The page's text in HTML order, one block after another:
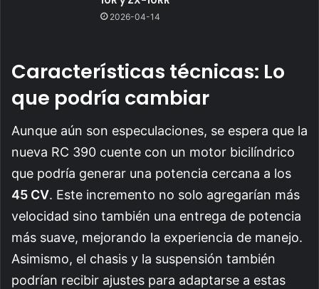
2026-04-14
Características técnicas: Lo
que podría cambiar
Aunque aún son especulaciones, se espera que la
nueva RC 390 cuente con un motor bicilíndrico
que podría generar una potencia cercana a los
45 CV. Este incremento no solo agregarían más
velocidad sino también una entrega de potencia
más suave, mejorando la experiencia de manejo.
Asimismo, el chasis y la suspensión también
podrían recibir ajustes para adaptarse a estas